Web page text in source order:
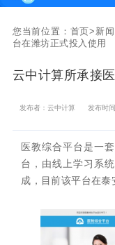
您当前位置： 首页> 新
台在潍坊正式投入使用
云中计算所承接
发布者：云中计算 发布时
医教综合平台是一
台，由线上学习系
成，目前该平台在泰